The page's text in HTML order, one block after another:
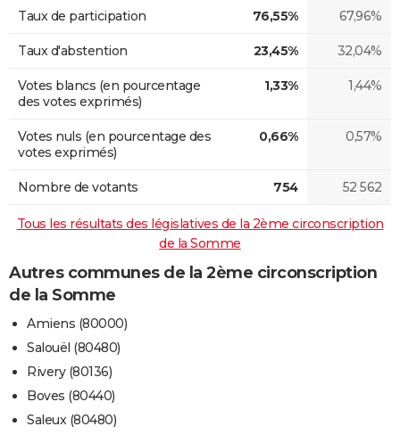
Taux de participation 76,55% 67,96%
Taux d'abstention 23,45% 32,04%
Votes blancs (en pourcentage
des votes exprimés)
1,33% 1,44%
Votes nuls (en pourcentage des
votes exprimés)
0,66% 0,57%
Nombre de votants 754 52 562
Tous les résultats des législatives de la 2ème circonscription
de la Somme
Autres communes de la 2ème circonscription
de la Somme
Amiens (80000)
Salouël (80480)
Rivery (80136)
Boves (80440)
Saleux (80480)